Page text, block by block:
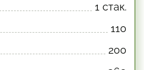
1 стак.
110
200